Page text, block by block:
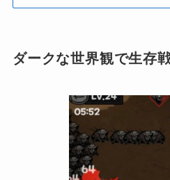
ダークな世界観で生存